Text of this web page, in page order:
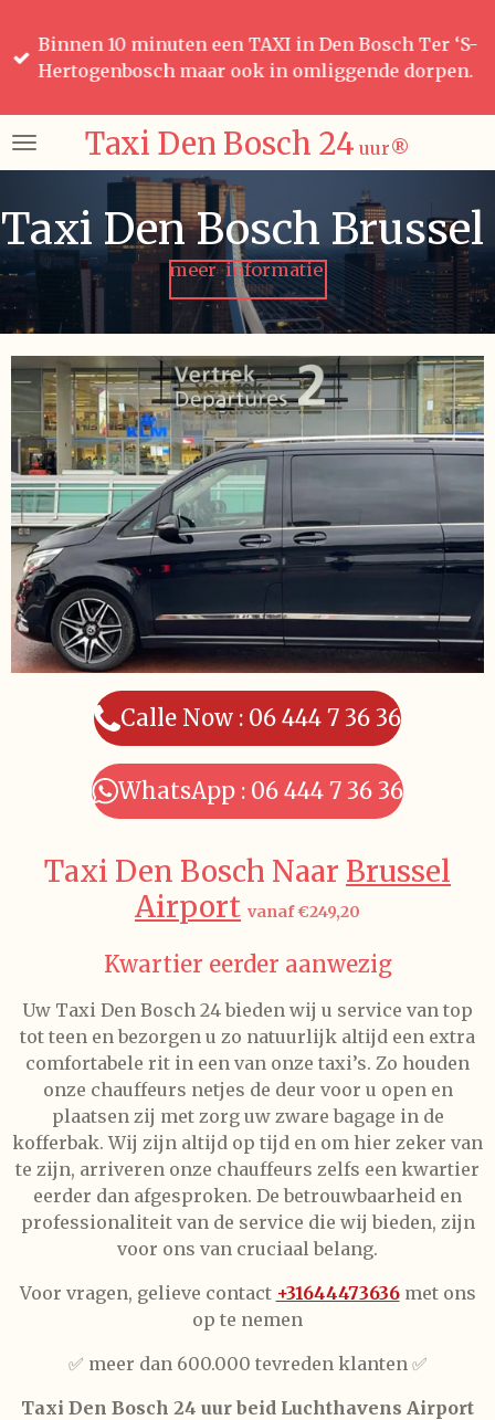
direct
naar
hoofdinhoudTaxi Den Bosch 24 uur®️
Binnen 10 minuten een TAXI in Den Bosch Ter ‘S-
Hertogenbosch maar ook in omliggende dorpen.
Taxi Den Bosch Brussel
meer informatie
Calle Now : 06 444 7 36 36
WhatsApp : 06 444 7 36 36
Taxi Den Bosch Naar Brussel
Airport vanaf €249,20
Kwartier eerder aanwezig
Uw Taxi Den Bosch 24 bieden wij u service van top
tot teen en bezorgen u zo natuurlijk altijd een extra
comfortabele rit in een van onze taxi’s. Zo houden
onze chauffeurs netjes de deur voor u open en
plaatsen zij met zorg uw zware bagage in de
kofferbak. Wij zijn altijd op tijd en om hier zeker van
te zijn, arriveren onze chauffeurs zelfs een kwartier
eerder dan afgesproken. De betrouwbaarheid en
professionaliteit van de service die wij bieden, zijn
voor ons van cruciaal belang.
Voor vragen, gelieve contact +31644473636 met ons
op te nemen
✅ meer dan 600.000 tevreden klanten ✅
Taxi Den Bosch 24 uur beid Luchthavens Airport